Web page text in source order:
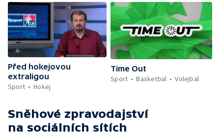
Před hokejovou
extraligou
Sport
Hokej
Time Out
Sport
Basketbal Volejbal
Sněhové zpravodajství
na sociálních sítích